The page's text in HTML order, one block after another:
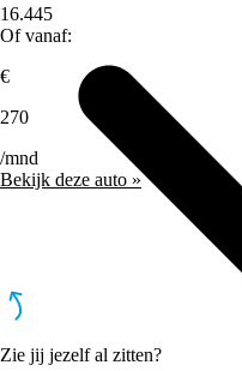
16.445
Of vanaf:
€
270
/mnd
Bekijk deze auto »
Zie jij jezelf al zitten?